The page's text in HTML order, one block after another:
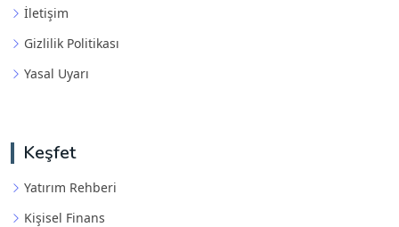
İletişim
Gizlilik Politikası
Yasal Uyarı
Keşfet
Yatırım Rehberi
Kişisel Finans